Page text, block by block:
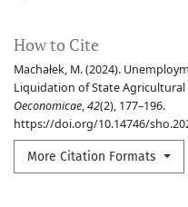
How to Cite
Machałek, M. (2024).
Liquidation of State Agricultural
Oeconomicae,42(2), 177–196.
https://doi.org/10.14746/
More Citation Formats